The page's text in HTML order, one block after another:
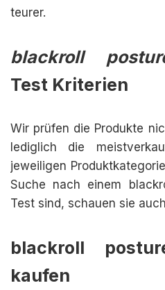
teurer.
blackroll
Test Kriterien
Wir prüfen die Produkte
lediglich die
jeweiligen
Suche nach einem
Test sind, schauen sie
blackroll
kaufen